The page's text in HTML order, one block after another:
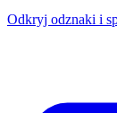
Odkryj odznaki i